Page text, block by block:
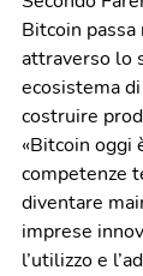
Bitcoin
attraverso lo
ecosistema
costruire
«Bitcoin oggi
competenze
diventare
imprese
l’utilizzo e